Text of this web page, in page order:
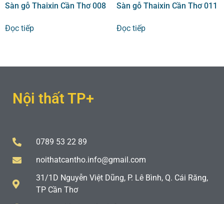
Sàn gỗ Thaixin Cần Thơ 008
Đọc tiếp
Sàn gỗ Thaixin Cần Thơ 011
Đọc tiếp
Nội thất TP+
0789 53 22 89
noithatcantho.info@gmail.com
31/1D Nguyễn Việt Dũng, P. Lê Bình, Q. Cái Răng,
TP Cần Thơ